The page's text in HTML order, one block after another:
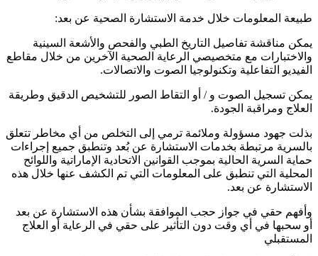
طبيعة المعلومات خلال خدمة الاستشارة الصحية عن بعد:
يمكن مناقشة تفاصيل التاريخ الطبي والفحص والأشعة السينية
والاختبارات مع متخصيصي الرعاية الصحية الآخرين من خلال مقاطع
الفيديو التفاعلية وتكنولوجيا الصوت والاتصالات.
يمكن تسجيل الصوت و / أو التقاط الصور للتشخيص الدقيق وطريقة
العلاج ومراقبة الجودة.
بذلت جهود مسؤولة وملائمة ترمي إلى التخلص من أي مخاطر تتعلق
بالسرية مرتبطة بخدمات الاستشارة عن بُعد وتنطبق جميع إجراءات
حماية السرية الحالية بموجب القوانين الاتحادية الإماراتية واللوائح
المحلية التي تنطبق على المعلومات التي تم الكشف عنها خلال هذه
الاستشارة عن بعد.
وأفهم حقي في جواز حجب الموافقة بشأن هذه الاستشارة عن بعد
أو سحبها في أي وقت دون التأثير على حقي في الرعاية أو العلاج
المستقبلي